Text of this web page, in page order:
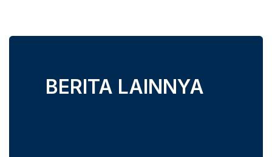
BERITA LAINNYA